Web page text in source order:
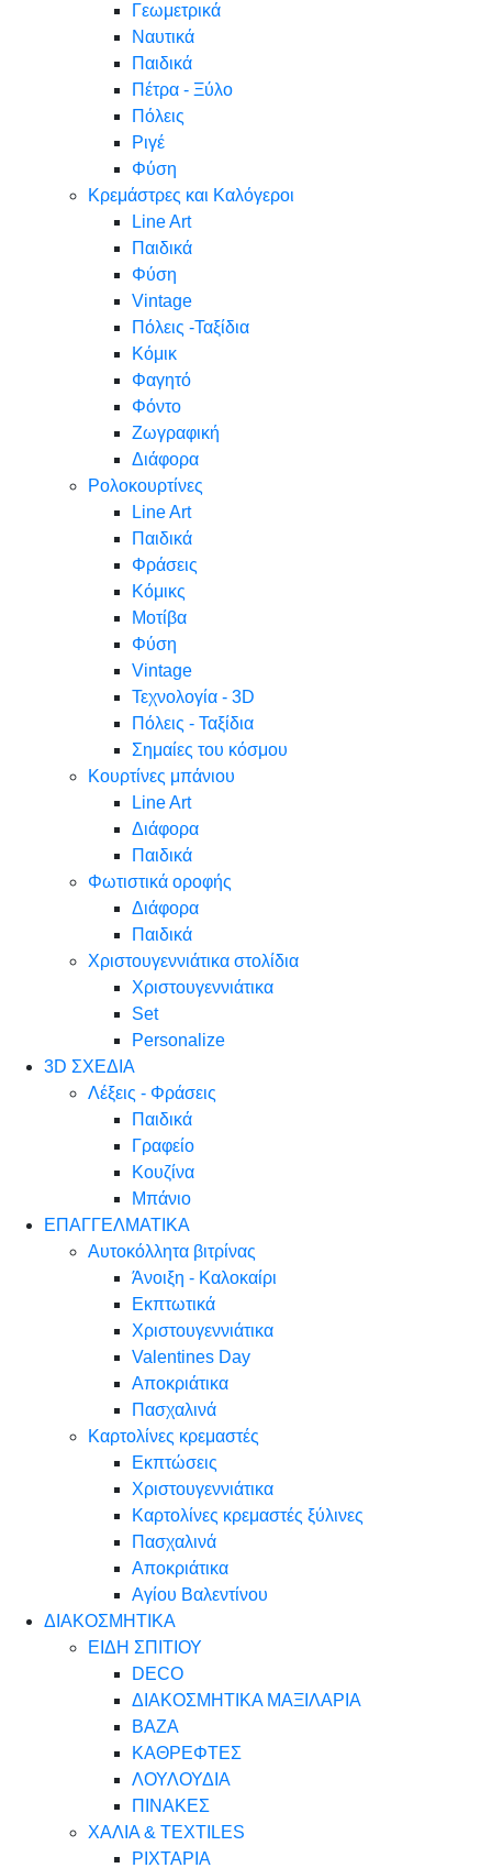
Γεωμετρικά
Ναυτικά
Παιδικά
Πέτρα - Ξύλο
Πόλεις
Ριγέ
Φύση
Κρεμάστρες και Καλόγεροι
Line Art
Παιδικά
Φύση
Vintage
Πόλεις -Ταξίδια
Κόμικ
Φαγητό
Φόντο
Ζωγραφική
Διάφορα
Ρολοκουρτίνες
Line Art
Παιδικά
Φράσεις
Κόμικς
Μοτίβα
Φύση
Vintage
Τεχνολογία - 3D
Πόλεις - Ταξίδια
Σημαίες του κόσμου
Κουρτίνες μπάνιου
Line Art
Διάφορα
Παιδικά
Φωτιστικά οροφής
Διάφορα
Παιδικά
Χριστουγεννιάτικα στολίδια
Χριστουγεννιάτικα
Set
Personalize
3D ΣΧΕΔΙΑ
Λέξεις - Φράσεις
Παιδικά
Γραφείο
Κουζίνα
Μπάνιο
ΕΠΑΓΓΕΛΜΑΤΙΚΑ
Αυτοκόλλητα βιτρίνας
Άνοιξη - Καλοκαίρι
Εκπτωτικά
Χριστουγεννιάτικα
Valentines Day
Αποκριάτικα
Πασχαλινά
Καρτολίνες κρεμαστές
Εκπτώσεις
Χριστουγεννιάτικα
Καρτολίνες κρεμαστές ξύλινες
Πασχαλινά
Αποκριάτικα
Αγίου Βαλεντίνου
ΔΙΑΚΟΣΜΗΤΙΚΑ
ΕΙΔΗ ΣΠΙΤΙΟΥ
DECO
ΔΙΑΚΟΣΜΗΤΙΚΑ ΜΑΞΙΛΑΡΙΑ
ΒΑΖΑ
ΚΑΘΡΕΦΤΕΣ
ΛΟΥΛΟΥΔΙΑ
ΠΙΝΑΚΕΣ
ΧΑΛΙΑ & TEXTILES
ΡΙΧΤΑΡΙΑ